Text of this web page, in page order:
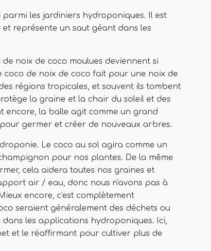
les jardiniers hydroponiques. Il est
représente un saut géant dans les
noix de coco moulues deviennent si
de noix de coco fait pour une noix de
régions tropicales, et souvent ils tombent
la graine et la chair du soleil et des
encore, la balle agit comme un grand
germer et créer de nouveaux arbres.
Le coco au sol agira comme un
pour nos plantes. De la même
cela aidera toutes nos graines et
air / eau, donc nous n'avons pas à
encore, c'est complètement
seraient généralement des déchets ou
les applications hydroponiques. Ici,
et le réaffirmant pour cultiver plus de